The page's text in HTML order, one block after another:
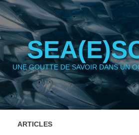
Aller
au
contenu
UNE GOUTTE DE SAVOIR DANS UN
ARTICLES